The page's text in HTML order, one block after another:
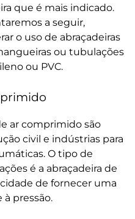
que é mais indicado.
a seguir,
o uso de abraçadeiras
ou tubulações
ou PVC.
ar comprimido são
civil e indústrias para
O tipo de
é a abraçadeira de
de fornecer uma
pressão.